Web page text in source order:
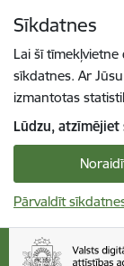
Sīkdatnes
Lai šī
sīkdatnes. Ar
izmantotas
Lūdzu, atzīmējiet
Pārvaldīt